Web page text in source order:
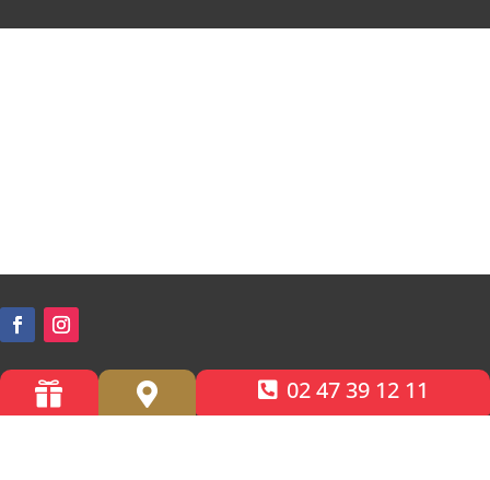
Accessibilité PMR
  02 47 39 12 11